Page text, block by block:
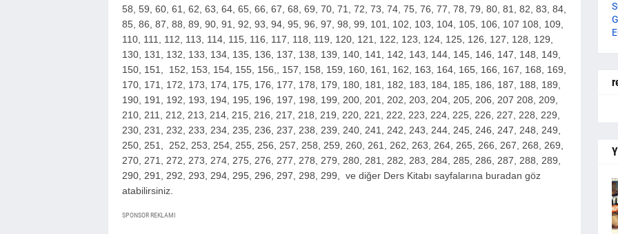
58, 59, 60, 61, 62, 63, 64, 65, 66, 67, 68, 69, 70, 71, 72, 73, 74, 75, 76, 77, 78, 79, 80, 81, 82, 83, 84,
85, 86, 87, 88, 89, 90, 91, 92, 93, 94, 95, 96, 97, 98, 99, 101, 102, 103, 104, 105, 106, 107 108, 109,
110, 111, 112, 113, 114, 115, 116, 117, 118, 119, 120, 121, 122, 123, 124, 125, 126, 127, 128, 129,
130, 131, 132, 133, 134, 135, 136, 137, 138, 139, 140, 141, 142, 143, 144, 145, 146, 147, 148, 149,
150, 151, 152, 153, 154, 155, 156,, 157, 158, 159, 160, 161, 162, 163, 164, 165, 166, 167, 168, 169,
170, 171, 172, 173, 174, 175, 176, 177, 178, 179, 180, 181, 182, 183, 184, 185, 186, 187, 188, 189,
190, 191, 192, 193, 194, 195, 196, 197, 198, 199, 200, 201, 202, 203, 204, 205, 206, 207 208, 209,
210, 211, 212, 213, 214, 215, 216, 217, 218, 219, 220, 221, 222, 223, 224, 225, 226, 227, 228, 229,
230, 231, 232, 233, 234, 235, 236, 237, 238, 239, 240, 241, 242, 243, 244, 245, 246, 247, 248, 249,
250, 251, 252, 253, 254, 255, 256, 257, 258, 259, 260, 261, 262, 263, 264, 265, 266, 267, 268, 269,
270, 271, 272, 273, 274, 275, 276, 277, 278, 279, 280, 281, 282, 283, 284, 285, 286, 287, 288, 289,
290, 291, 292, 293, 294, 295, 296, 297, 298, 299,
ve diğer Ders Kitabı sayfalarına buradan göz
atabilirsiniz.
SPONSOR REKLAMI